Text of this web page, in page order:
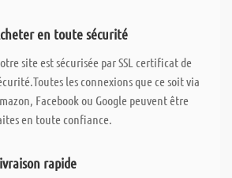
en toute sécurité
site est sécurisée par SSL certificat de
les connexions que ce soit via
Facebook ou Google peuvent être
en toute confiance.
rapide